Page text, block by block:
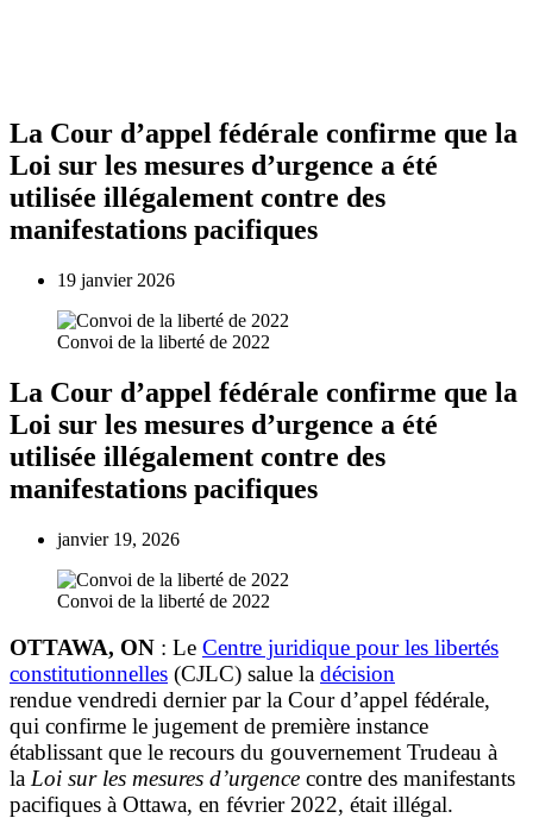
La Cour d’appel fédérale confirme que la
Loi sur les mesures d’urgence a été
utilisée illégalement contre des
manifestations pacifiques
19 janvier 2026
Convoi de la liberté de 2022
La Cour d’appel fédérale confirme que la
Loi sur les mesures d’urgence a été
utilisée illégalement contre des
manifestations pacifiques
janvier 19, 2026
Convoi de la liberté de 2022
OTTAWA, ON : Le Centre juridique pour les libertés
constitutionnelles (CJLC) salue la décision
rendue vendredi dernier par la Cour d’appel fédérale,
qui confirme le jugement de première instance
établissant que le recours du gouvernement Trudeau à
la Loi sur les mesures d’urgence contre des manifestants
pacifiques à Ottawa, en février 2022, était illégal.